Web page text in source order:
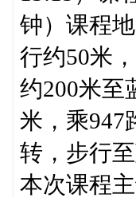
钟）课程
行约50米
约200米
米，乘947
转，步行
本次课程